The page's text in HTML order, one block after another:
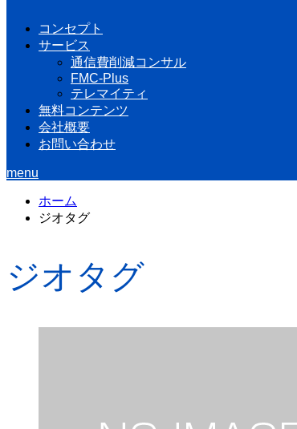
コンセプト
サービス
通信費削減コンサル
FMC-Plus
テレマイティ
無料コンテンツ
会社概要
お問い合わせ
menu
ホーム
ジオタグ
ジオタグ